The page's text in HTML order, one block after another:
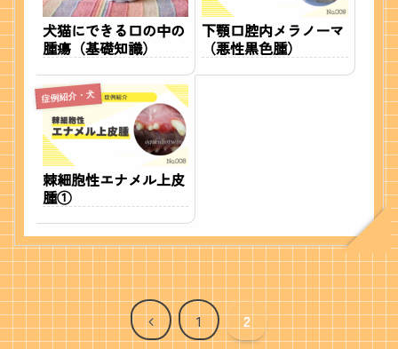
犬猫にできる口の中の
腫瘍（基礎知識）
下顎口腔内メラノーマ
（悪性黒色腫）
症例紹介・犬
棘細胞性エナメル上皮
腫①
前
1 2